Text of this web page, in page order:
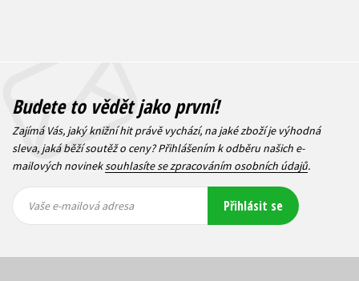
Budete to vědět jako první!
Zajímá Vás, jaký knižní hit právě vychází, na jaké zboží je výhodná
sleva, jaká běží soutěž o ceny? Přihlášením k odběru našich e-
mailových novineksouhlasíte se zpracováním osobních údajů.
mailová
mailová
Vaše e-mailová adresa Přihlásit se